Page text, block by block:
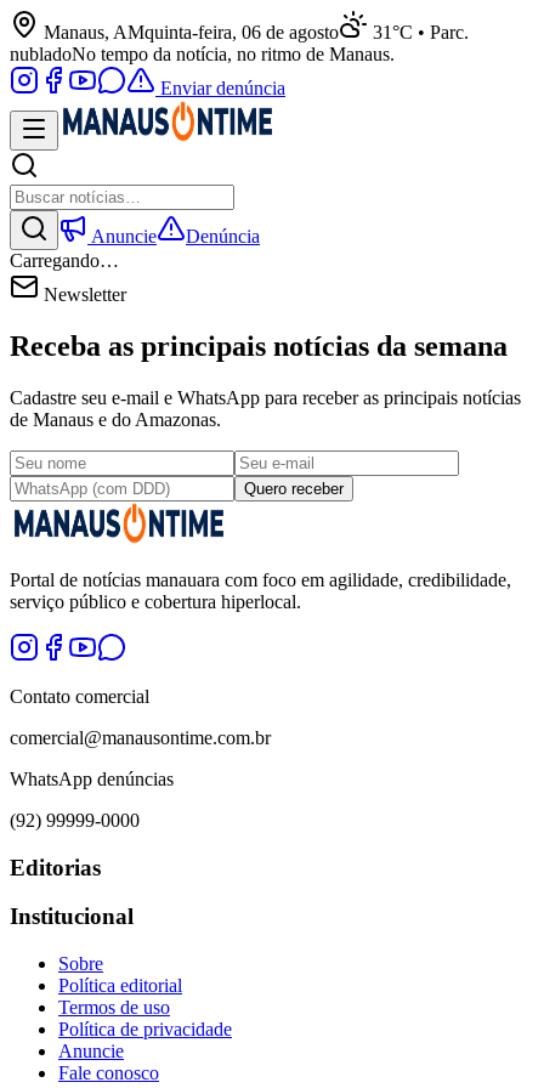
Manaus, AMquinta-feira, 06 de agosto
31°C • Parc.
nubladoNo tempo da notícia, no ritmo de Manaus.
Enviar denúncia
Anuncie
Denúncia
Carregando…
Newsletter
Receba as principais notícias da semana
Cadastre seu e-mail e WhatsApp para receber as principais notícias
de Manaus e do Amazonas.
Quero receber
Portal de notícias manauara com foco em agilidade, credibilidade,
serviço público e cobertura hiperlocal.
Contato comercial
comercial@manausontime.com.br
WhatsApp denúncias
(92) 99999-0000
Editorias
Institucional
Sobre
Política editorial
Termos de uso
Política de privacidade
Anuncie
Fale conosco